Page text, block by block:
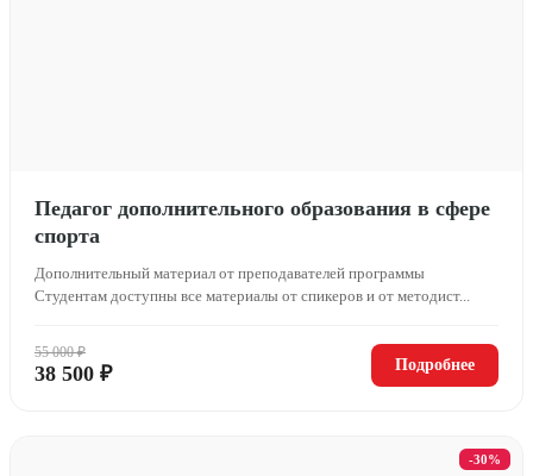
Педагог дополнительного образования в сфере
спорта
Дополнительный материал от преподавателей программы
Студентам доступны все материалы от спикеров и от методист...
55 000 ₽
38 500 ₽ Подробнее
-30%